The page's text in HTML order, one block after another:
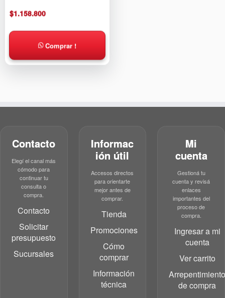
$1.158.800
Comprar !
Contacto
Elegí el canal más
cómodo para
continuar tu
consulta o
compra.
Contacto
Solicitar
presupuesto
Sucursales
Informac
ión útil
Accesos directos
para orientarte
mejor antes de
comprar.
Tienda
Promociones
Cómo
comprar
Información
técnica
Mi
cuenta
Gestioná tu
cuenta y revisá
enlaces
importantes del
proceso de
compra.
Ingresar a mi
cuenta
Ver carrito
de compra